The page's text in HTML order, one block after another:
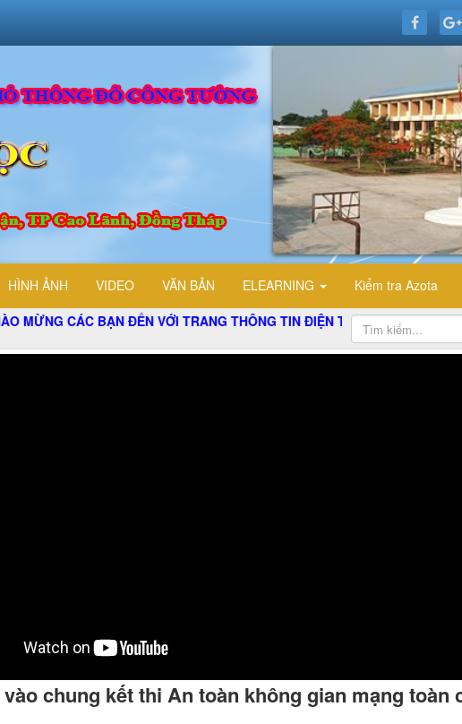
HÌNH ẢNH VIDEO VĂN BẢN ELEARNING Kiểm tra Azota
CÁC BẠN ĐẾN VỚI TRANG THÔNG TIN ĐIỆN TỬ TỔ TIN HỌC TRƯỜNG
chung kết thi An toàn không gian mạng toàn